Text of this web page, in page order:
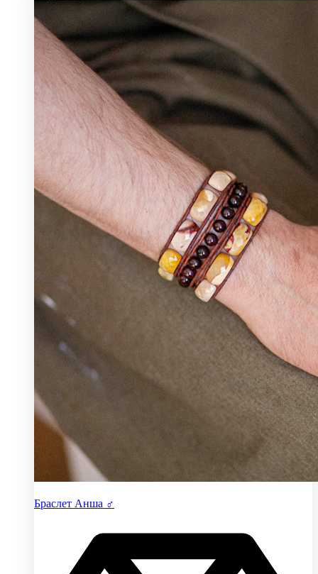
Браслет Анша ♂